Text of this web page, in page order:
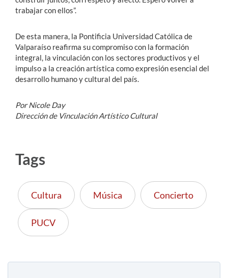
trabajar con ellos”.
De esta manera, la Pontificia Universidad Católica de
Valparaíso reafirma su compromiso con la formación
integral, la vinculación con los sectores productivos y el
impulso a la creación artística como expresión esencial del
desarrollo humano y cultural del país.
Por Nicole Day
Dirección de Vinculación Artístico Cultural
Tags
Cultura Música Concierto
PUCV